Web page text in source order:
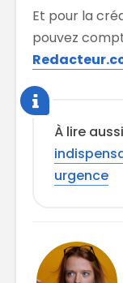
Et pour la
pouvez
À lire
urgence